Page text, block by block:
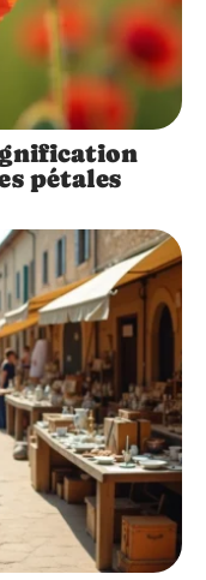
pétales